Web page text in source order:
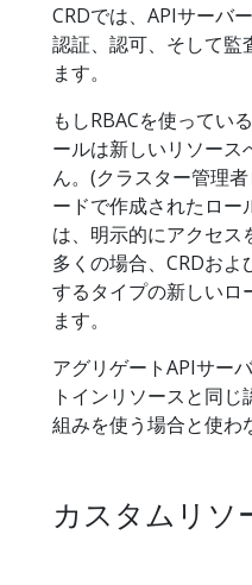
CRDでは、APIサーバ
認証、認可、そして監
ます。
もしRBACを使ってい
ールは新しいリソース
ん。(クラスター管理
ードで作成されたロー
は、明示的にアクセス
多くの場合、CRDお
するタイプの新しいロ
ます。
アグリゲートAPIサー
トインリソースと同
組みを使う場合と使わ
カスタムリソ